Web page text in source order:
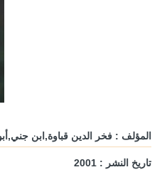
المؤلف : فخر الدين قباوة,ابن
تاريخ النشر : 2001